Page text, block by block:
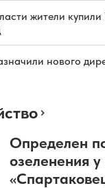
жители
нового
Определен
озеленения